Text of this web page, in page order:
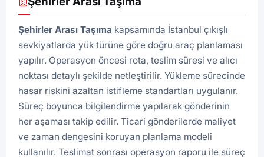
Şehirler Arası Taşıma kapsamında İstanbul çıkışlı
sevkiyatlarda yük türüne göre doğru araç planlaması
yapılır. Operasyon öncesi rota, teslim süresi ve alıcı
noktası detaylı şekilde netleştirilir. Yükleme sürecinde
hasar riskini azaltan istifleme standartları uygulanır.
Süreç boyunca bilgilendirme yapılarak gönderinin
her aşaması takip edilir. Ticari gönderilerde maliyet
ve zaman dengesini koruyan planlama modeli
kullanılır. Teslimat sonrası operasyon raporu ile süreç